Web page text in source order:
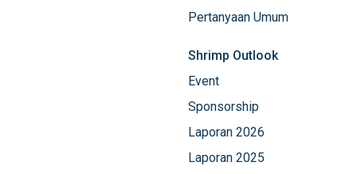
Pertanyaan Umum
Shrimp Outlook
Event
Sponsorship
Laporan 2026
Laporan 2025